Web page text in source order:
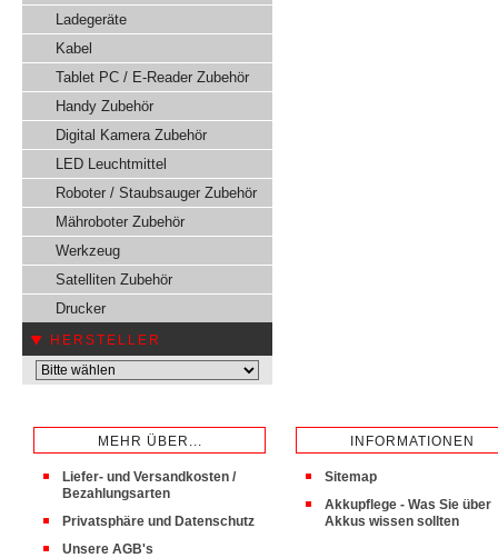
Ladegeräte
Kabel
Tablet PC / E-Reader Zubehör
Handy Zubehör
Digital Kamera Zubehör
LED Leuchtmittel
Roboter / Staubsauger Zubehör
Mähroboter Zubehör
Werkzeug
Satelliten Zubehör
Drucker
HERSTELLER
MEHR ÜBER...
Liefer- und Versandkosten /
Bezahlungsarten
Privatsphäre und Datenschutz
Unsere AGB's
INFORMATIONEN
Sitemap
Akkupflege - Was Sie über
Akkus wissen sollten